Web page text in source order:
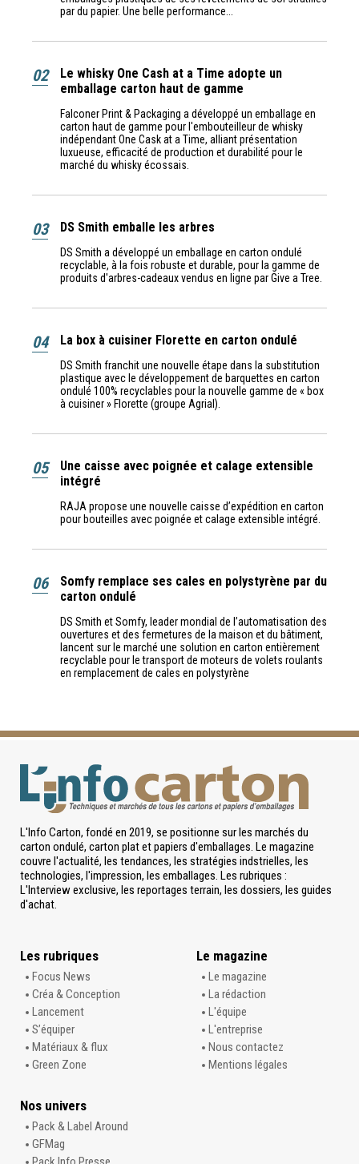
par du papier. Une belle performance...
02
Le whisky One Cash at a Time adopte un
emballage carton haut de gamme
Falconer Print & Packaging a développé un emballage en
carton haut de gamme pour l'embouteilleur de whisky
indépendant One Cask at a Time, alliant présentation
luxueuse, efficacité de production et durabilité pour le
marché du whisky écossais.
03 DS Smith emballe les arbres
DS Smith a développé un emballage en carton ondulé
recyclable, à la fois robuste et durable, pour la gamme de
produits d'arbres-cadeaux vendus en ligne par Give a Tree.
04 La box à cuisiner Florette en carton ondulé
DS Smith franchit une nouvelle étape dans la substitution
plastique avec le développement de barquettes en carton
ondulé 100% recyclables pour la nouvelle gamme de « box
à cuisiner » Florette (groupe Agrial).
05
Une caisse avec poignée et calage extensible
intégré
RAJA propose une nouvelle caisse d’expédition en carton
pour bouteilles avec poignée et calage extensible intégré.
06
Somfy remplace ses cales en polystyrène par du
carton ondulé
DS Smith et Somfy, leader mondial de l’automatisation des
ouvertures et des fermetures de la maison et du bâtiment,
lancent sur le marché une solution en carton entièrement
recyclable pour le transport de moteurs de volets roulants
en remplacement de cales en polystyrène
L'Info Carton, fondé en 2019, se positionne sur les marchés du
carton ondulé, carton plat et papiers d'emballages. Le magazine
couvre l'actualité, les tendances, les stratégies indstrielles, les
technologies, l'impression, les emballages. Les rubriques :
L'Interview exclusive, les reportages terrain, les dossiers, les guides
d'achat.
Les rubriques
Focus News
Créa & Conception
Lancement
S’équiper
Matériaux & flux
Green Zone
Le magazine
Le magazine
La rédaction
L'équipe
L'entreprise
Nous contactez
Mentions légales
Nos univers
Pack & Label Around
GFMag